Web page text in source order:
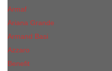
Armaf
Ariana Grande
Armand Basi
Azzaro
Benefit